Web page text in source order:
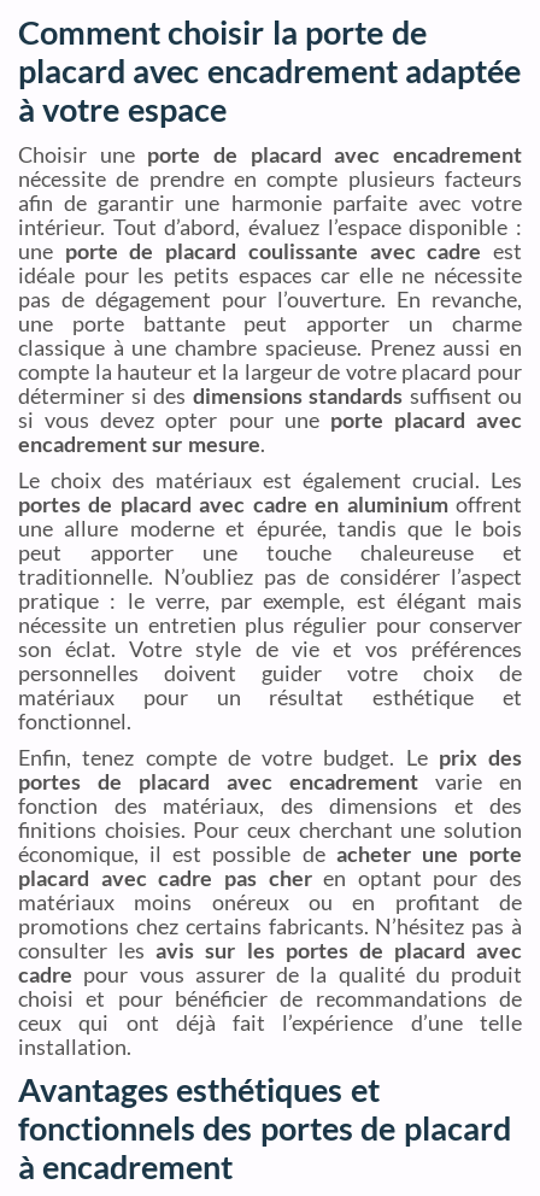
Comment choisir la porte de
placard avec encadrement adaptée
à votre espace
Choisir une porte de placard avec encadrement
nécessite de prendre en compte plusieurs facteurs
afin de garantir une harmonie parfaite avec votre
intérieur. Tout d’abord, évaluez l’espace disponible :
une porte de placard coulissante avec cadre est
idéale pour les petits espaces car elle ne nécessite
pas de dégagement pour l’ouverture. En revanche,
une porte battante peut apporter un charme
classique à une chambre spacieuse. Prenez aussi en
compte la hauteur et la largeur de votre placard pour
déterminer si des dimensions standards suffisent ou
si vous devez opter pour une porte placard avec
encadrement sur mesure.
Le choix des matériaux est également crucial. Les
portes de placard avec cadre en aluminiumoffrent
une allure moderne et épurée, tandis que le bois
peut apporter une touche chaleureuse et
traditionnelle. N’oubliez pas de considérer l’aspect
pratique : le verre, par exemple, est élégant mais
nécessite un entretien plus régulier pour conserver
son éclat. Votre style de vie et vos préférences
personnelles doivent guider votre choix de
matériaux pour un résultat esthétique et
fonctionnel.
Enfin, tenez compte de votre budget. Le prix des
portes de placard avec encadrement varie en
fonction des matériaux, des dimensions et des
finitions choisies. Pour ceux cherchant une solution
économique, il est possible de acheter une porte
placard avec cadre pas cheren optant pour des
matériaux moins onéreux ou en profitant de
promotions chez certains fabricants. N’hésitez pas à
consulter lesavis sur les portes de placard avec
cadre pour vous assurer de la qualité du produit
choisi et pour bénéficier de recommandations de
ceux qui ont déjà fait l’expérience d’une telle
installation.
Avantages esthétiques et
fonctionnels des portes de placard
à encadrement